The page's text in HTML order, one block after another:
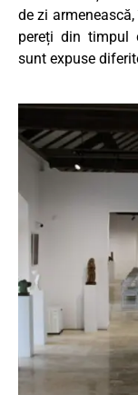
de zi
pereți din timpul
sunt expuse